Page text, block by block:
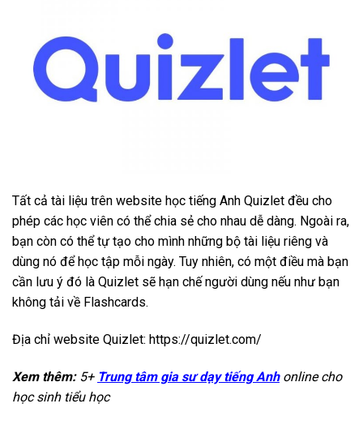
Tất cả tài liệu trên website học tiếng Anh Quizlet đều cho
phép các học viên có thể chia sẻ cho nhau dễ dàng. Ngoài ra,
bạn còn có thể tự tạo cho mình những bộ tài liệu riêng và
dùng nó để học tập mỗi ngày. Tuy nhiên, có một điều mà bạn
cần lưu ý đó là Quizlet sẽ hạn chế người dùng nếu như bạn
không tải về Flashcards.
Địa chỉ website Quizlet: https://quizlet.com/
Xem thêm:5+ Trung tâm gia sư dạy tiếng Anhonline cho
học sinh tiểu học